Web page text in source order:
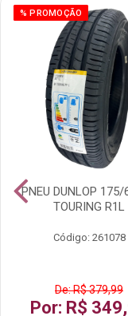
% PROMOÇÃO
PNEU DUNLOP 175/
TOURING R1L
Código: 261078
De: R$ 379,99
Por: R$